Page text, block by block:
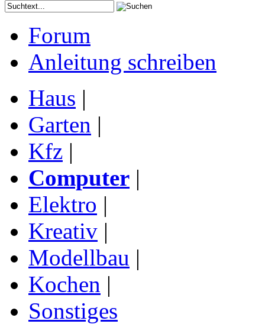
Forum
Anleitung schreiben
Haus |
Garten |
Kfz |
Computer |
Elektro |
Kreativ |
Modellbau |
Kochen |
Sonstiges